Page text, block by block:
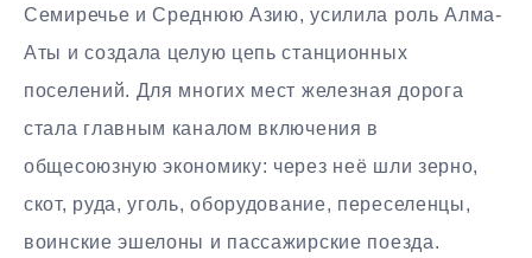
Семиречье и Среднюю Азию, усилила роль Алма-
Аты и создала целую цепь станционных
поселений. Для многих мест железная дорога
стала главным каналом включения в
общесоюзную экономику: через неё шли зерно,
скот, руда, уголь, оборудование, переселенцы,
воинские эшелоны и пассажирские поезда.